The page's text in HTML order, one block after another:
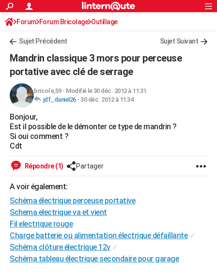
ACTUALITÉS
Politique
Société
Faits Divers
Education
Monde
Villes
+
Programme TV
Streaming
Sorties cinéma
Musique
FINANCE
Retraite
Impôts
Epargne
Immobilier
Risques naturels par ville
Banque
Assurance
Crédit
AUTO
Essais
Réserver un essai
Citadines
Berlines
SUV
Forum auto
HIGH-TECH
Mobiles
Meilleur smartphone
Internet
Ordinateurs
Jeux vidéo
Guide high-tech
BRICOLAGE
Forum
Aménagement intérieur
Extérieur
Cuisine
Salle de bains
Jardinage
Rangement
WEEK-END
Guides de France
Escapades
Patrimoine
Expositions
Musées
Week-end nature
LIFESTYLE
Art de vivre
Bien-être
Loisirs
Mode
Modes de vie
SANTE
Alimentation
Guide de la santé
Maladies
Médicaments
Sommeil
VOYAGE
Destinations
City break
Voyage nature
Voyage de noces
Forum
Climat
+PHOTO
GUIDES D'ACHAT
S'inscrire
Connexion
Forum Forum Bricolage Outillage
Sujet Précédent Sujet Suivant
Mandrin classique 3 mors pour perceuse
portative avec clé de serrage
bricol e,59- Modifié le 30 déc. 2012 à 11:31
jdf_daniel26- 30 déc. 2012 à 11:34
Bonjour,
Est il possible de le démonter ce type de mandrin ?
Si oui comment ?
Cdt
Répondre (1) Partager
A voir également:
Schéma électrique perceuse portative
Schema electrique va et vient
Fil electrique rouge
Charge batterie ou alimentation électrique défaillante ✓
Schéma clôture électrique 12v ✓
Schéma tableau électrique secondaire pour garage